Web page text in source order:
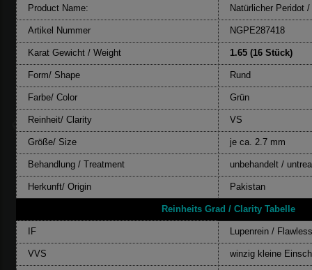
Product Name: Natürlicher Peridot
Artikel Nummer NGPE287418
Karat Gewicht / Weight 1.65 (16 Stück)
Form/ Shape Rund
Farbe/ Color Grün
Reinheit/ Clarity VS
Größe/ Size je ca. 2.7 mm
Behandlung / Treatment unbehandelt /
Herkunft/ Origin Pakistan
Reinheits Grad / Clarity Tabelle
IF Lupenrein / Flawless
VVS winzig kleine